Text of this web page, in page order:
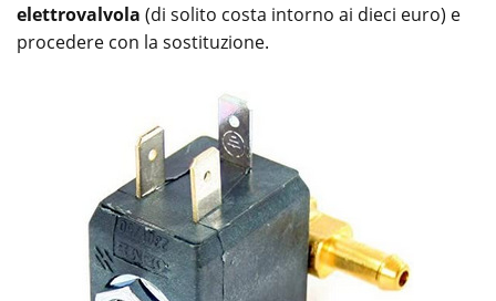
elettrovalvola (di solito costa intorno ai dieci euro) e
procedere con la sostituzione.